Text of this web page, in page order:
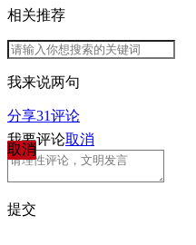
相关推荐
我来说两句
分享31评论
取消
我要评论取消
提交